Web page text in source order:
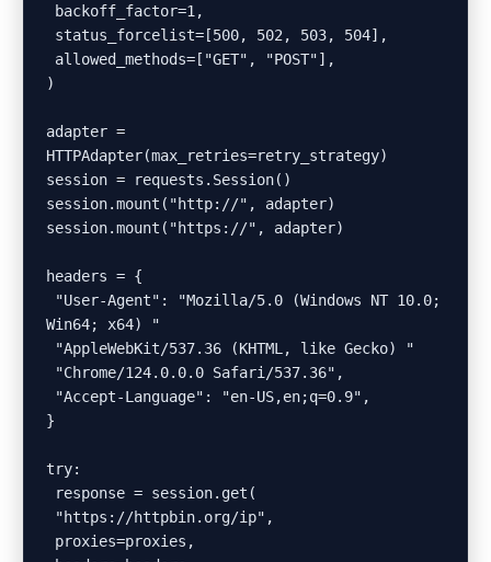
)
adapter =
HTTPAdapter(max_retries=retry_strategy)
session = requests.Session()
session.mount("http://", adapter)
session.mount("https://", adapter)
headers = {
Win64; x64) "
}
try: